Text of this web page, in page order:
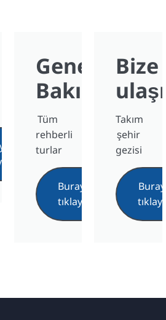
Genel
Bakış
Tüm
rehberli
turlar
Buraya
tıklayın
Bize
ulaşın
Takım
şehir
gezisi
Buraya
tıklayın